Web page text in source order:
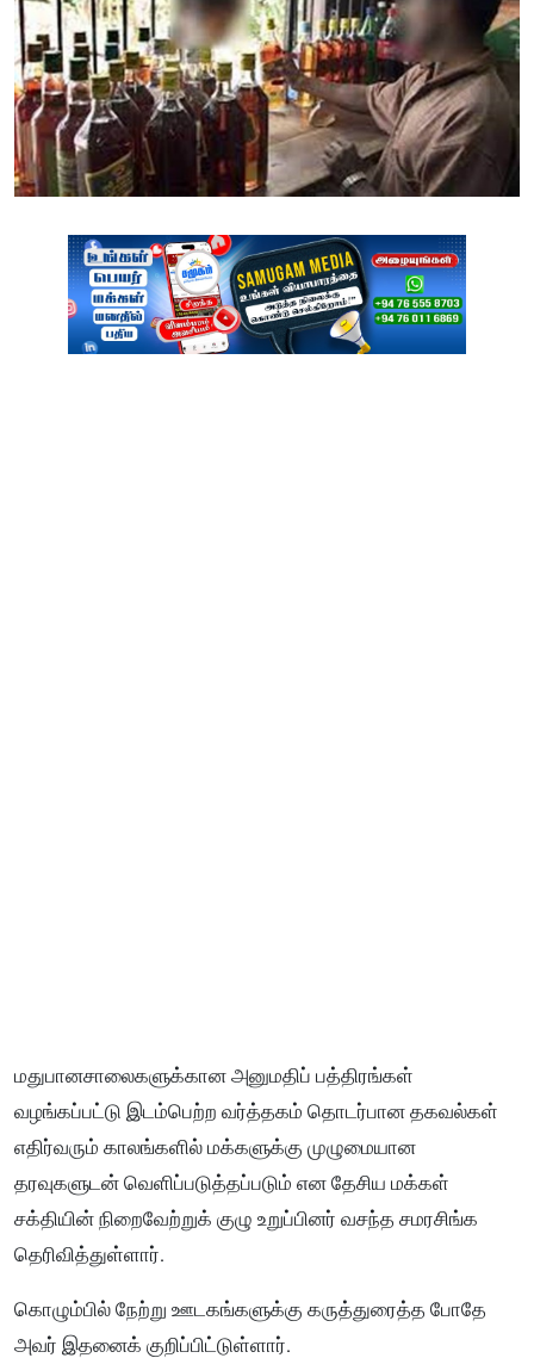
மதுபானசாலைகளுக்கான அனுமதிப் பத்திரங்கள்
வழங்கப்பட்டு இடம்பெற்ற வர்த்தகம் தொடர்பான தகவல்கள்
எதிர்வரும் காலங்களில் மக்களுக்கு முழுமையான
தரவுகளுடன் வெளிப்படுத்தப்படும் என தேசிய மக்கள்
சக்தியின் நிறைவேற்றுக் குழு உறுப்பினர் வசந்த சமரசிங்க
தெரிவித்துள்ளார்.
கொழும்பில் நேற்று ஊடகங்களுக்கு கருத்துரைத்த போதே
அவர் இதனைக் குறிப்பிட்டுள்ளார்.